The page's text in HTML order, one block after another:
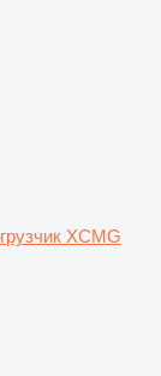
XCMG